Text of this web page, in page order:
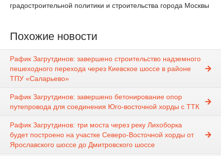
градостроительной политики и строительства города Москвы
Похожие новости
Рафик Загрутдинов: завершено строительство надземного
пешеходного перехода через Киевское шоссе в районе
ТПУ «Саларьево»
Рафик Загрутдинов: завершено бетонирование опор
путепровода для соединения Юго-восточной хорды с ТТК
Рафик Загрутдинов: три моста через реку Лихоборка
будет построено на участке Северо-Восточной хорды от
Ярославского шоссе до Дмитровского шоссе